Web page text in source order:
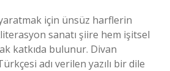
için ünsüz harflerin
sanatı şiire hem işitsel
katkıda bulunur. Divan
adı verilen yazılı bir dile